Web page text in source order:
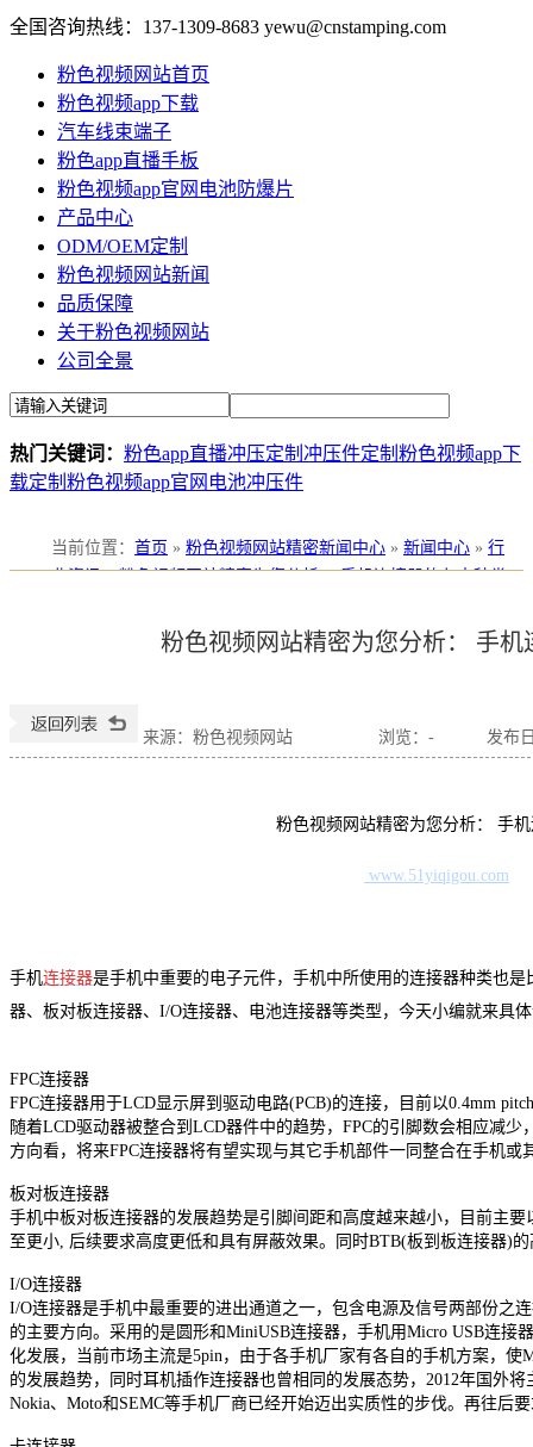
全国咨询热线： 137-1309-8683 yewu@cnstamping.com
粉色视频网站首页
粉色视频app下载
汽车线束端子
粉色app直播手板
粉色视频app官网电池防爆片
产品中心
ODM/OEM定制
粉色视频网站新闻
品质保障
关于粉色视频网站
公司全景
热门关键词： 粉色app直播冲压定制 冲压件定制 粉色视频app下
载定制 粉色视频app官网电池冲压件
当前位置 ： 首页 » 粉色视频网站精密新闻中心 » 新闻中心 » 行
业资讯»粉色视频网站精密为您分析： 手机连接器的七大种类
粉色视频网站精密为您分析： 手机
来源：粉色视频网站 浏览： - 发布
粉色视频网站精密为您分析： 手机
www.51yiqigou.com
手机连接器是手机中重要的电子元件，手机中所使用的连接器种类也
器、板对板连接器、I/O连接器、电池连接器等类型，今天小编就来具
FPC连接器
FPC连接器用于LCD显示屏到驱动电路(PCB)的连接，目前以0.4mm
随着LCD驱动器被整合到LCD器件中的趋势，FPC的引脚数会相应减
方向看，将来FPC连接器将有望实现与其它手机部件一同整合在手机或
板对板连接器
手机中板对板连接器的发展趋势是引脚间距和高度越来越小，目前主要
至更小, 后续要求高度更低和具有屏蔽效果。同时BTB(板到板连接器)
I/O连接器
I/O连接器是手机中最重要的进出通道之一，包含电源及信号两部份之
的主要方向。采用的是圆形和MiniUSB连接器，手机用Micro USB连接
化发展，当前市场主流是5pin，由于各手机厂家有各自的手机方案，使
的发展趋势，同时耳机插作连接器也曾相同的发展态势，2012年国外
Nokia、Moto和SEMC等手机厂商已经开始迈出实质性的步伐。再往后